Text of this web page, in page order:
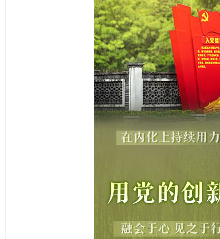
东山县通报“牛蛙产品抗生素超标问题”
千年窑火 生生不息 一